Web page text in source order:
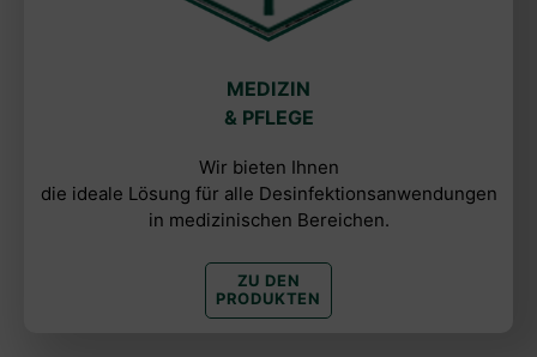
MEDIZIN
& PFLEGE
Wir bieten Ihnen
die ideale Lösung für alle Desinfektionsanwendungen
in medizinischen Bereichen.
ZU DEN
PRODUKTEN